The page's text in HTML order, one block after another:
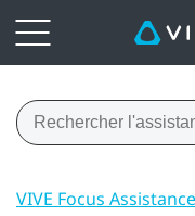
VIVE Focus Assistance